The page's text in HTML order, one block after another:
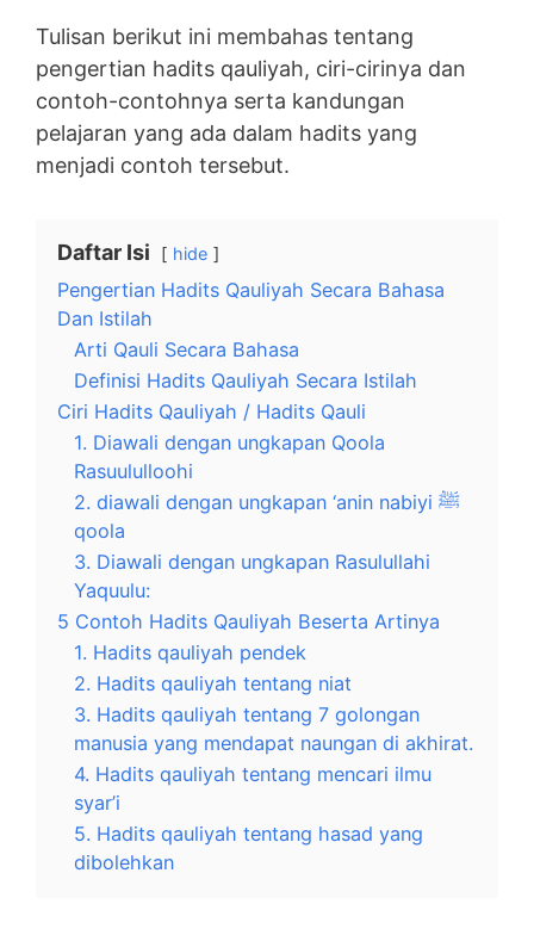
Tulisan berikut ini membahas tentang
pengertian hadits qauliyah, ciri-cirinya dan
contoh-contohnya serta kandungan
pelajaran yang ada dalam hadits yang
menjadi contoh tersebut.
Daftar Isi hide
Pengertian Hadits Qauliyah Secara Bahasa
Dan Istilah
Arti Qauli Secara Bahasa
Definisi Hadits Qauliyah Secara Istilah
Ciri Hadits Qauliyah / Hadits Qauli
1. Diawali dengan ungkapan Qoola
Rasuululloohi
2. diawali dengan ungkapan ‘anin nabiyi ﷺ
qoola
3. Diawali dengan ungkapan Rasulullahi
Yaquulu:
5 Contoh Hadits Qauliyah Beserta Artinya
1. Hadits qauliyah pendek
2. Hadits qauliyah tentang niat
3. Hadits qauliyah tentang 7 golongan
manusia yang mendapat naungan di akhirat.
4. Hadits qauliyah tentang mencari ilmu
syar’i
5. Hadits qauliyah tentang hasad yang
dibolehkan